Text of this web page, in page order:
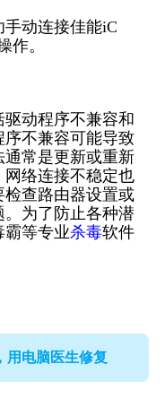
动连接佳能iC
作。
动程序不兼容和
不兼容可能导致
常是更新或重新
络连接不稳定也
查路由器设置或
为了防止各种潜
霸等专业杀毒软件
用电脑医生修复